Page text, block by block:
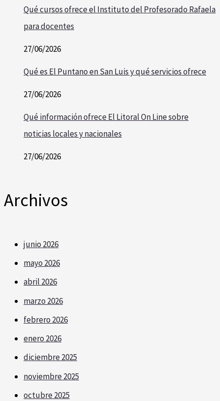
Qué cursos ofrece el Instituto del Profesorado Rafaela
para docentes
27/06/2026
Qué es El Puntano en San Luis y qué servicios ofrece
27/06/2026
Qué información ofrece El Litoral On Line sobre
noticias locales y nacionales
27/06/2026
Archivos
junio 2026
mayo 2026
abril 2026
marzo 2026
febrero 2026
enero 2026
diciembre 2025
noviembre 2025
octubre 2025